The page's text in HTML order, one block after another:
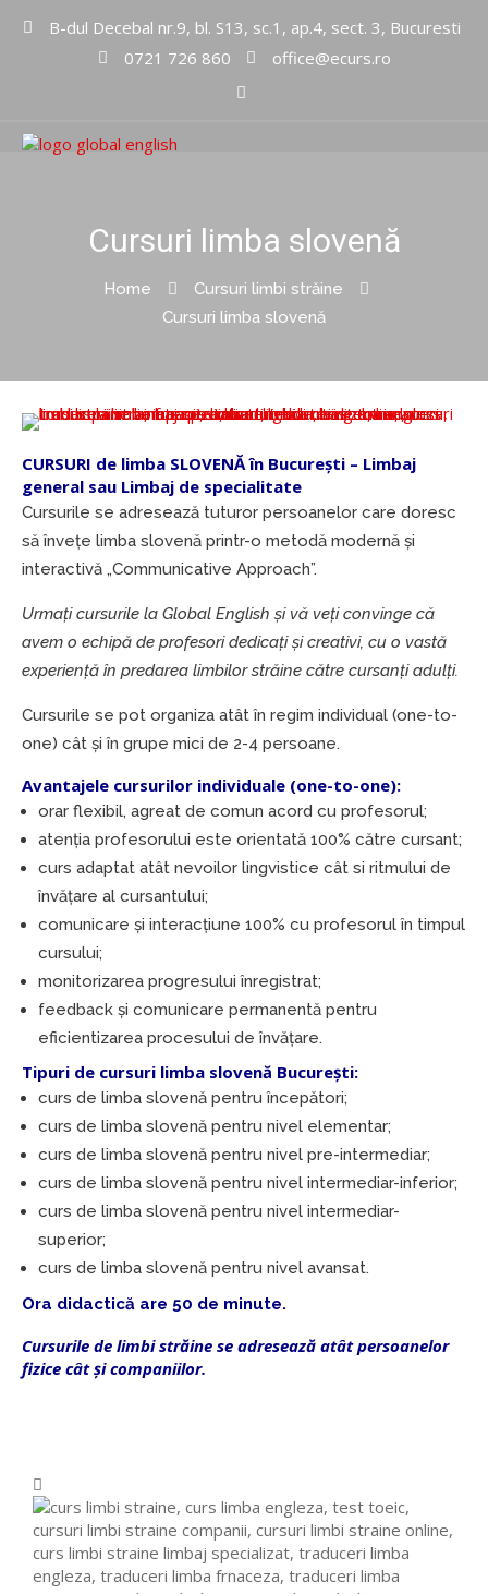
B-dul Decebal nr.9, bl. S13, sc.1, ap.4, sect. 3, Bucuresti
0721 726 860
office@ecurs.ro
Cursuri limba slovenă
Home
Cursuri limbi străine
Cursuri limba slovenă
CURSURI de limba SLOVENĂ în București – Limbaj
general sau Limbaj de specialitate
Cursurile se adresează tuturor persoanelor care doresc
să învețe limba slovenă printr-o metodă modernă și
interactivă „Communicative Approach”.
Urmați cursurile la Global English și vă veți convinge că
avem o echipă de profesori dedicați și creativi, cu o vastă
experiență în predarea limbilor străine către cursanți adulți.
Cursurile se pot organiza atât în regim individual (one-to-
one) cât și în grupe mici de 2-4 persoane.
Avantajele cursurilor individuale (one-to-one):
orar flexibil, agreat de comun acord cu profesorul;
atenția profesorului este orientată 100% către cursant;
curs adaptat atât nevoilor lingvistice cât si ritmului de
învățare al cursantului;
comunicare și interacțiune 100% cu profesorul în timpul
cursului;
monitorizarea progresului înregistrat;
feedback și comunicare permanentă pentru
eficientizarea procesului de învățare.
Tipuri de cursuri limba slovenă București:
curs de limba slovenă pentru începători;
curs de limba slovenă pentru nivel elementar;
curs de limba slovenă pentru nivel pre-intermediar;
curs de limba slovenă pentru nivel intermediar-inferior;
curs de limba slovenă pentru nivel intermediar-
superior;
curs de limba slovenă pentru nivel avansat.
Ora didactică are 50 de minute.
Cursurile de limbi străine se adresează atât persoanelor
fizice cât și companiilor.